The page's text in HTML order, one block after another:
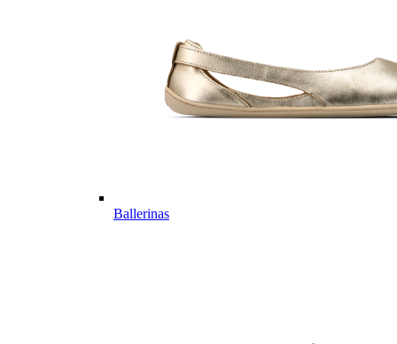
Ballerinas